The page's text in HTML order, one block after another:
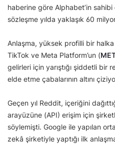
haberine göre Alphabet’in
sözleşme yılda yaklaşık 60
Anlaşma, yüksek profilli bir halka
TikTok ve Meta Platform’un (
gelirleri için yarıştığı şiddetli bir
elde etme çabalarının altını
Geçen yıl Reddit, içeriğini
arayüzüne (API) erişim için
söylemişti. Google ile yapılan
zekâ şirketiyle yaptığı ilk